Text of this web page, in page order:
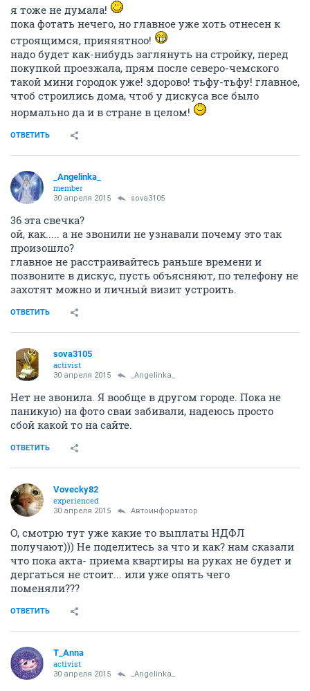
sova3105
30 апреля 2015 Автоинформатор
( За то наш 36 почти убрали(((. Передумали строить
что ли?
member
я тоже не думала!
пока фотать нечего, но главное уже хоть отнесен к
строящимся, прияяятноо!
надо будет как-нибудь заглянуть на стройку, перед
покупкой проезжала, прям после северо-чемского
такой мини городок уже! здорово! тьфу-тьфу! главное,
чтоб строились дома, чтоб у дискуса все было
нормально да и в стране в целом!
ОТВЕТИТЬ
_Angelinka_
member
30 апреля 2015 sova3105
36 эта свечка?
ой, как..... а не звонили не узнавали почему это так
произошло?
главное не расстраивайтесь раньше времени и
позвоните в дискус, пусть объясняют, по телефону не
захотят можно и личный визит устроить.
ОТВЕТИТЬ
sova3105
activist
Нет не звонила. Я вообще в другом городе. Пока не
паникую) на фото сваи забивали, надеюсь просто
сбой какой то на сайте.
ОТВЕТИТЬ
Vovecky82